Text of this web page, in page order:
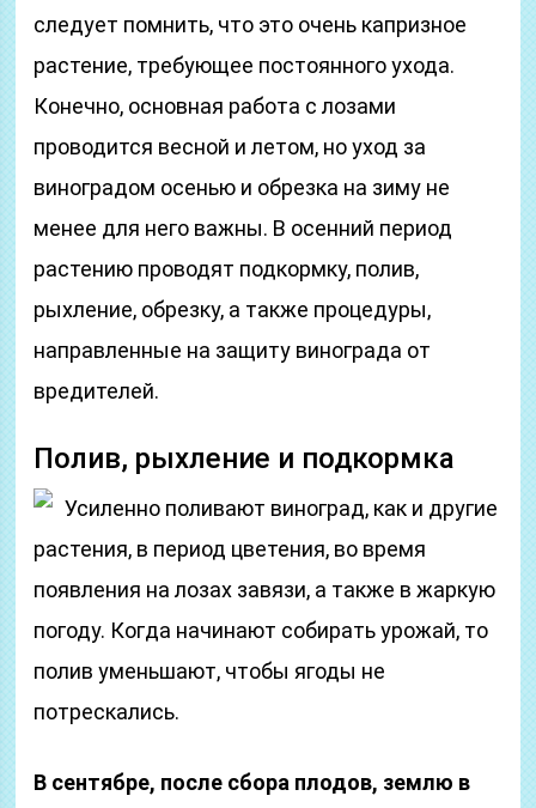
следует помнить, что это очень капризное
растение, требующее постоянного ухода.
Конечно, основная работа с лозами
проводится весной и летом, но уход за
виноградом осенью и обрезка на зиму не
менее для него важны. В осенний период
растению проводят подкормку, полив,
рыхление, обрезку, а также процедуры,
направленные на защиту винограда от
вредителей.
Полив, рыхление и подкормка
Усиленно поливают виноград, как и другие
растения, в период цветения, во время
появления на лозах завязи, а также в жаркую
погоду. Когда начинают собирать урожай, то
полив уменьшают, чтобы ягоды не
потрескались.
В сентябре, после сбора плодов, землю в